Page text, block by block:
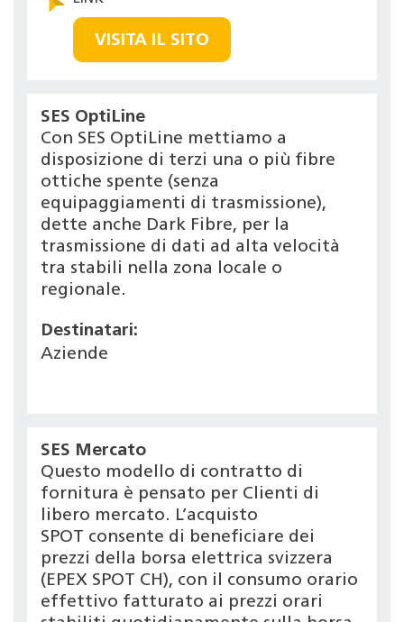
VISITA IL SITO
SES OptiLine
Con SES OptiLine mettiamo a
disposizione di terzi una o più fibre
ottiche spente (senza
equipaggiamenti di trasmissione),
dette anche Dark Fibre, per la
trasmissione di dati ad alta velocità
tra stabili nella zona locale o
regionale.
Destinatari:
Aziende
SES Mercato
Questo modello di contratto di
fornitura è pensato per Clienti di
libero mercato. L’acquisto
SPOT consente di beneficiare dei
prezzi della borsa elettrica svizzera
(EPEX SPOT CH), con il consumo orario
effettivo fatturato ai prezzi orari